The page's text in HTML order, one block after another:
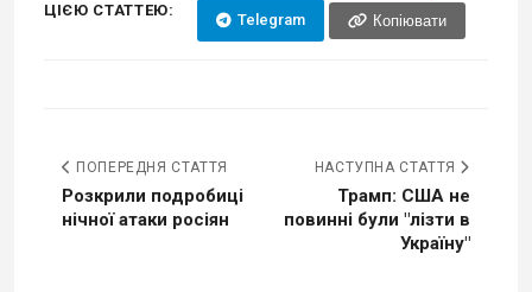
ЦІЄЮ СТАТТЕЮ:
Telegram Копіювати
ПОПЕРЕДНЯ СТАТТЯ
Розкрили подробиці
нічної атаки росіян
НАСТУПНА СТАТТЯ
Трамп: США не
повинні були "лізти в
Україну"